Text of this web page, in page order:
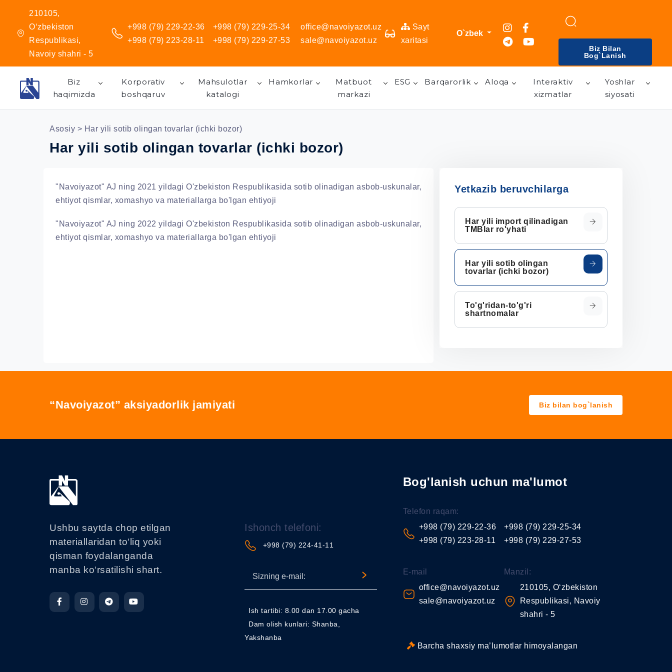
210105,
O‘zbekiston
Respublikasi,
Navoiy shahri - 5
+998 (79) 229-22-36
+998 (79) 223-28-11
+998 (79) 229-25-34
+998 (79) 229-27-53
office@navoiyazot.uz
sale@navoiyazot.uz
Sayt
xaritasi
O`zbek
Biz Bilan
Bog`lanish
Biz
haqimizda
Korporativ
boshqaruv
Mahsulotlar
katalogi
Hamkorlar
Matbuot
markazi
ESG Barqarorlik Aloqa
Interaktiv
xizmatlar
Yoshlar
siyosati
Asosiy > Har yili sotib olingan tovarlar (ichki bozor)
Har yili sotib olingan tovarlar (ichki bozor)
"Navoiyazot" AJ ning 2021 yildagi O'zbekiston Respublikasida sotib olinadigan asbob-uskunalar,
ehtiyot qismlar, xomashyo va materiallarga bo'lgan ehtiyoji
"Navoiyazot" AJ ning 2022 yildagi O'zbekiston Respublikasida sotib olinadigan asbob-uskunalar,
ehtiyot qismlar, xomashyo va materiallarga bo'lgan ehtiyoji
Yetkazib beruvchilarga
Har yili import qilinadigan
TMBlar ro'yhati
Har yili sotib olingan
tovarlar (ichki bozor)
To'g'ridan-to'g'ri
shartnomalar
“Navoiyazot” aksiyadorlik jamiyati Biz bilan bog`lanish
Ushbu saytda chop etilgan
materiallaridan to‘liq yoki
qisman foydalanganda
manba ko‘rsatilishi shart.
Ishonch telefoni:
+998 (79) 224-41-11
Ish tartibi: 8.00 dan 17.00 gacha
Dam olish kunlari: Shanba,
Yakshanba
Bog'lanish uchun ma'lumot
Telefon raqam:
+998 (79) 229-22-36
+998 (79) 223-28-11
+998 (79) 229-25-34
+998 (79) 229-27-53
E-mail
office@navoiyazot.uz
sale@navoiyazot.uz
Manzil:
210105, O‘zbekiston
Respublikasi, Navoiy
shahri - 5
Barcha shaxsiy ma’lumotlar himoyalangan